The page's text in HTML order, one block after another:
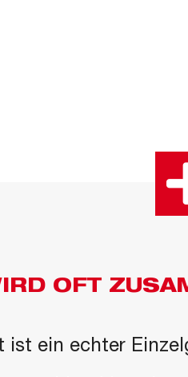
OFT
ist ein echter